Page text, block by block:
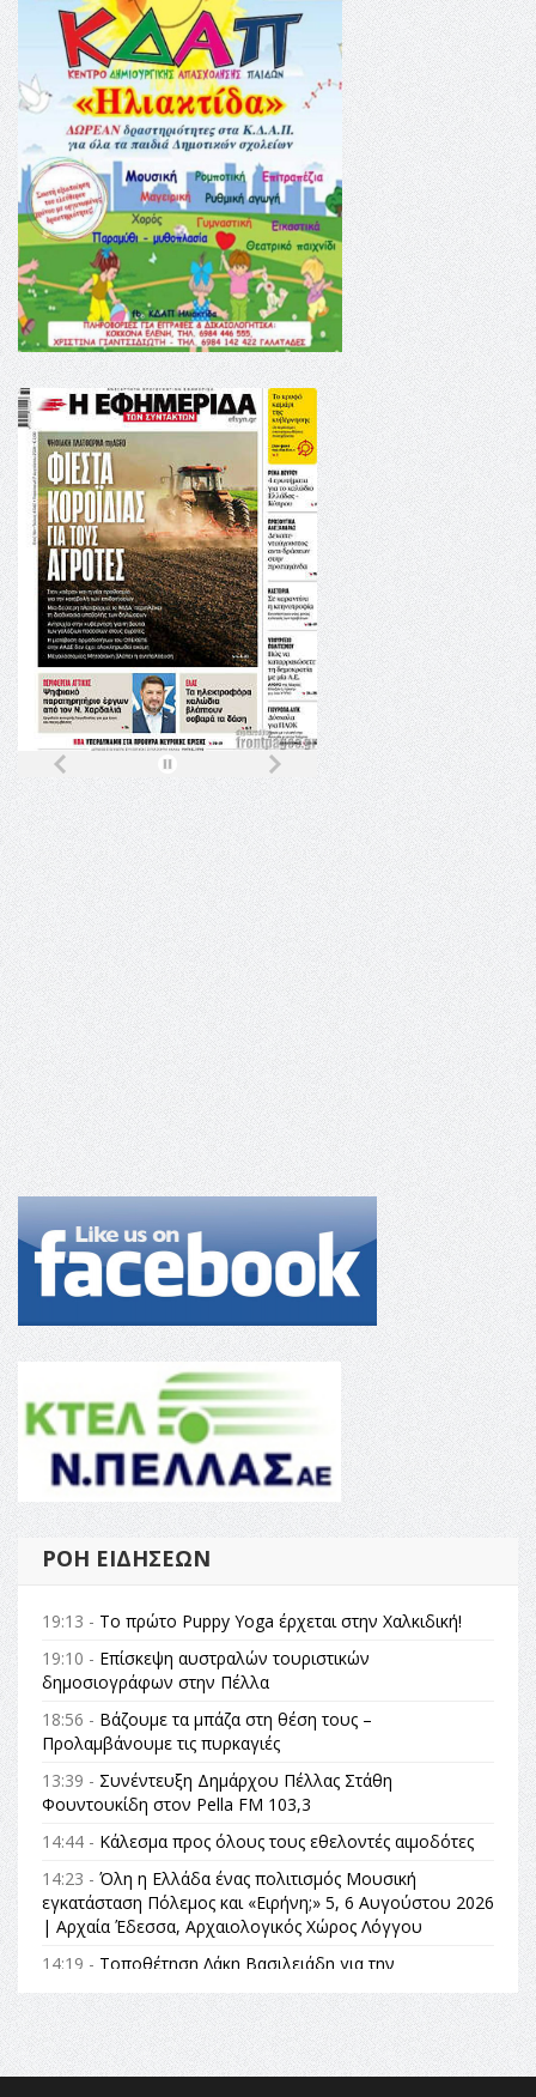
ΡΟΉ ΕΙΔΉΣΕΩΝ
19:13 - Το πρώτο Puppy Yoga έρχεται στην Χαλκιδική!
19:10 - Επίσκεψη αυστραλών τουριστικών
δημοσιογράφων στην Πέλλα
18:56 - Βάζουμε τα μπάζα στη θέση τους –
Προλαμβάνουμε τις πυρκαγιές
13:39 - Συνέντευξη Δημάρχου Πέλλας Στάθη
Φουντουκίδη στον Pella FM 103,3
14:44 - Κάλεσμα προς όλους τους εθελοντές αιμοδότες
14:23 - Όλη η Ελλάδα ένας πολιτισμός Μουσική
εγκατάσταση Πόλεμος και «Ειρήνη;» 5, 6 Αυγούστου 2026
| Αρχαία Έδεσσα, Αρχαιολογικός Χώρος Λόγγου
14:19 - Τοποθέτηση Λάκη Βασιλειάδη για την
Αναθεώρηση του Συντάγματος: «Σε τέτοιες κορυφαίες
θεσμικές διαδικασίες υπάρχει μόνο η ευθύνη απέναντι
στις επόμενες γενιές»
16:35 -Το πρόγραμμα του ΠΑΟΚ στον δεύτερο γύρο του